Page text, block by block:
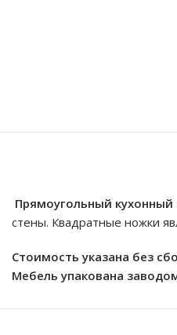
Прямоугольный кухонный
стены. Квадратные ножки
Стоимость указана без
Мебель упакована